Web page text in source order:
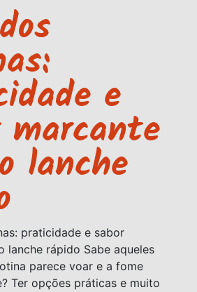
e
marcante
lanche
praticidade e sabor
lanche rápido Sabe aqueles
parece voar e a fome
Ter opções práticas e muito